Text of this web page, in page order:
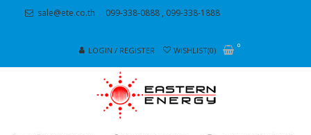
sale@ete.co.th 099-338-0888 , 099-338-1888
LOGIN / REGISTER WISHLIST(0)
0